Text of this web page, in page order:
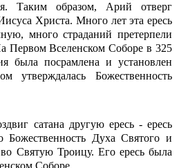
Таким образом, Арий отверг
Христа. Много лет эта ересь
много страданий претерпели
Первом Вселенском Соборе в 325
была посрамлена и установлен
утверждалась Божественность
сатана другую ересь - ересь
Божественность Духа Святого и
Святую Троицу. Его ересь была
Соборе.